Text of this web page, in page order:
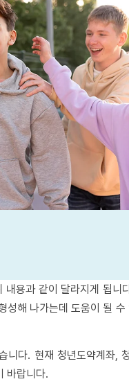
용과 같이 달라지게 됩니
성해 나가는데 도움이 될 수
다. 현재 청년도약계좌,
바랍니다.